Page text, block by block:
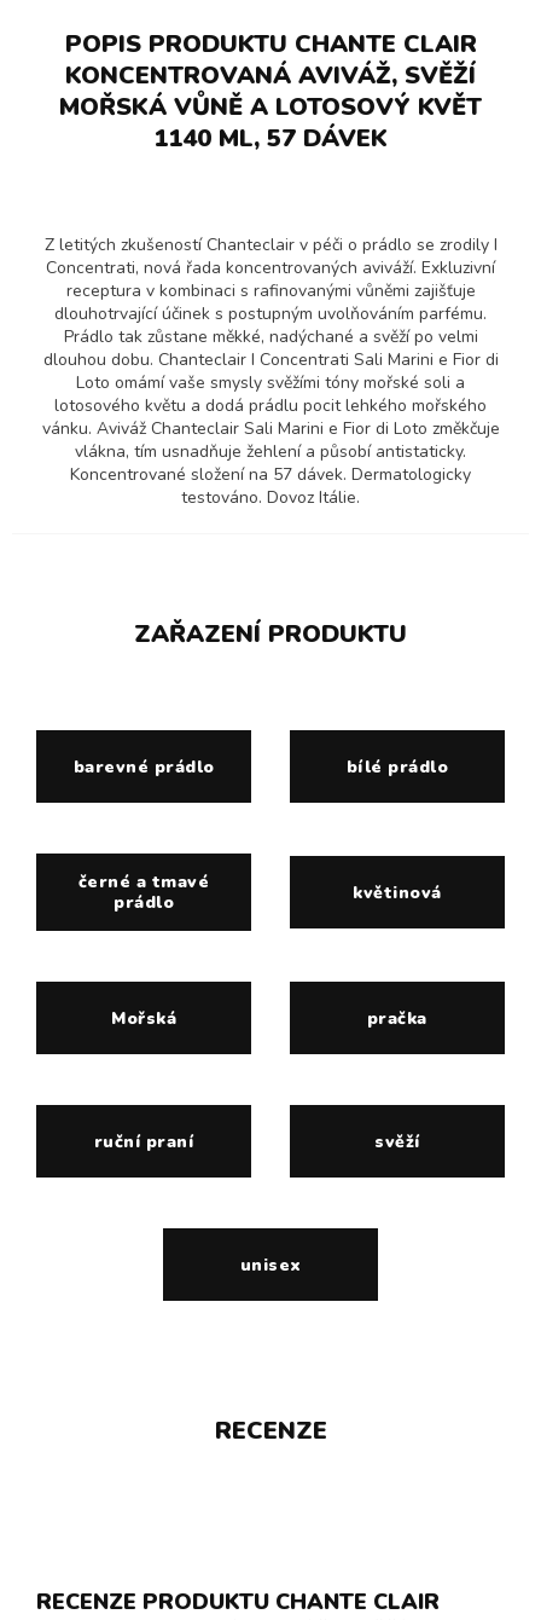
POPIS PRODUKTU CHANTE CLAIR
KONCENTROVANÁ AVIVÁŽ, SVĚŽÍ
MOŘSKÁ VŮNĚ A LOTOSOVÝ KVĚT
1140 ML, 57 DÁVEK
Z letitých zkušeností Chanteclair v péči o prádlo se zrodily I
Concentrati, nová řada koncentrovaných aviváží. Exkluzivní
receptura v kombinaci s rafinovanými vůněmi zajišťuje
dlouhotrvající účinek s postupným uvolňováním parfému.
Prádlo tak zůstane měkké, nadýchané a svěží po velmi
dlouhou dobu. Chanteclair I Concentrati Sali Marini e Fior di
Loto omámí vaše smysly svěžími tóny mořské soli a
lotosového květu a dodá prádlu pocit lehkého mořského
vánku. Aviváž Chanteclair Sali Marini e Fior di Loto změkčuje
vlákna, tím usnadňuje žehlení a působí antistaticky.
Koncentrované složení na 57 dávek. Dermatologicky
testováno. Dovoz Itálie.
ZAŘAZENÍ PRODUKTU
barevné prádlo bílé prádlo
černé a tmavé
prádlo
květinová
Mořská pračka
ruční praní svěží
unisex
RECENZE
RECENZE PRODUKTU CHANTE CLAIR